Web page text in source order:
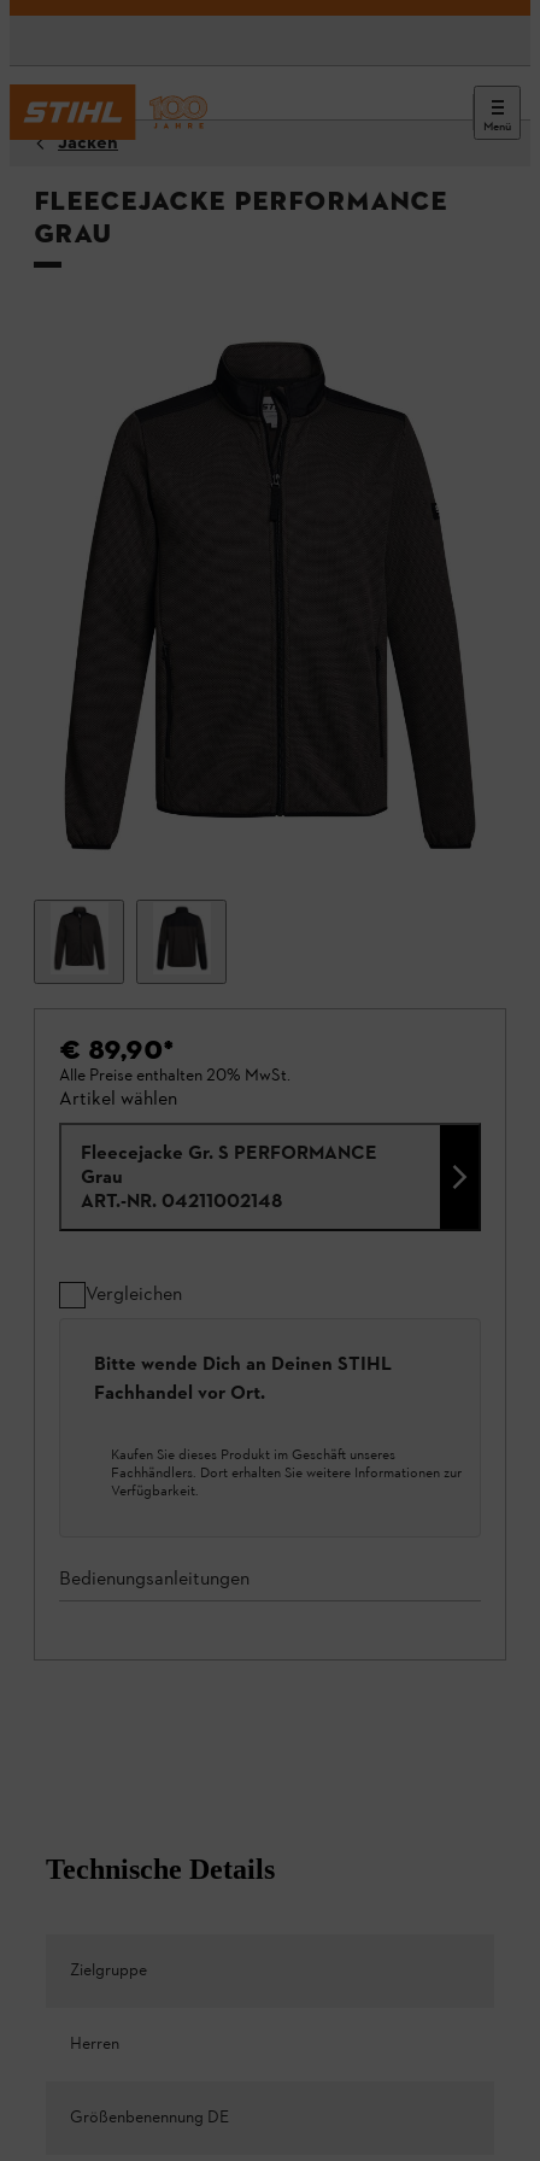
Menü
Jacken
Fleecejacke PERFORMANCE
Grau
€ 89,90*
Alle Preise enthalten 20% MwSt.
Artikel wählen
Fleecejacke Gr. S PERFORMANCE
Grau
ART.-NR. 04211002148
Vergleichen
Bitte wende Dich an Deinen STIHL
Fachhandel vor Ort.
Kaufen Sie dieses Produkt im Geschäft unseres
Fachhändlers. Dort erhalten Sie weitere Informationen zur
Verfügbarkeit.
Bedienungsanleitungen
Technische Details
Zielgruppe
Herren
Größenbenennung DE